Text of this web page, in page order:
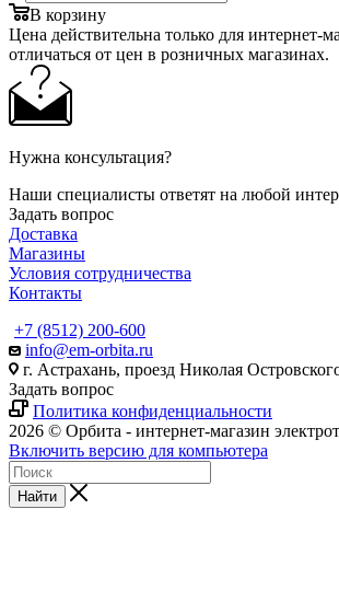
В корзину
Цена действительна только для интернет-
отличаться от цен в розничных магазинах.
Нужна консультация?
Наши специалисты ответят на любой
Задать вопрос
Доставка
Магазины
Условия сотрудничества
Контакты
+7 (8512) 200-600
info@em-orbita.ru
г. Астрахань, проезд Николая
Задать вопрос
Политика конфиденциальности
2026 © Орбита - интернет-магазин
Включить версию для компьютера
Найти